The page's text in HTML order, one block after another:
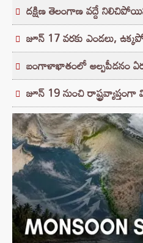
దక్షిణ తెలంగాణ వద్దే
జూన్ 17 వరకు ఎండలు,
బంగాళాఖాతంలో అల్పపీడనం
జూన్ 19 నుంచి